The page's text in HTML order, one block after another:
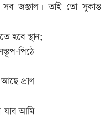
সব জঞ্জাল। তাই তো সুকান্ত
হবে স্থান;
পিঠে
প্রাণ
যাব আমি